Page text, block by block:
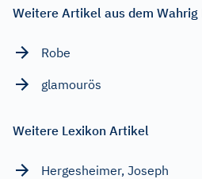
Weitere Artikel aus dem
Robe
glamourös
Weitere Lexikon Artikel
Hergesheimer, Joseph